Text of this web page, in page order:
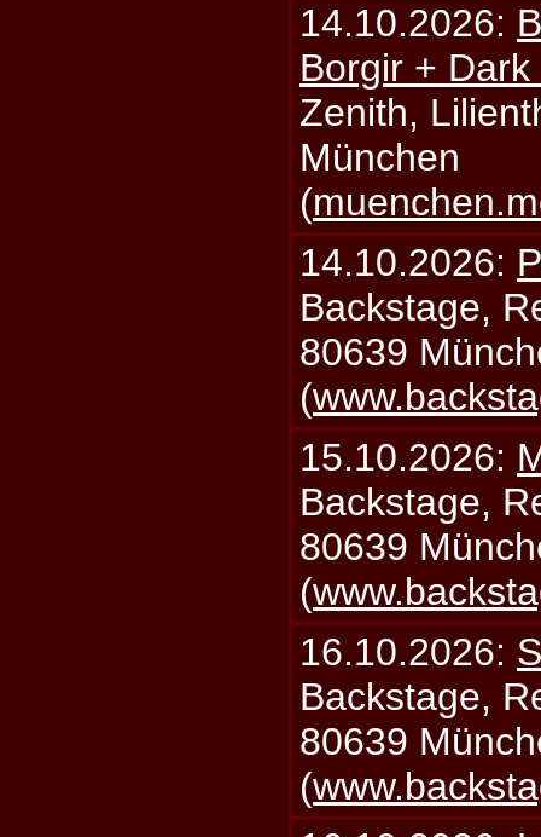
14.10.2026:
Borgir +
Zenith,
München
(
14.10.2026:
Backstage,
80639
(
15.10.2026:
Backstage,
80639
(
16.10.2026:
Backstage,
80639
(